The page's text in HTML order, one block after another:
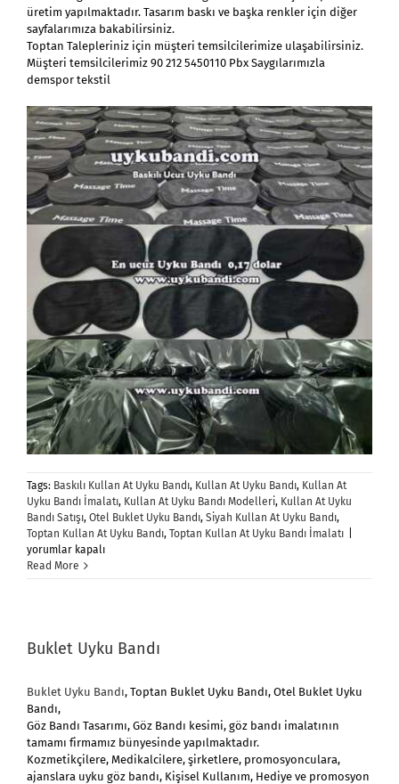
üretim yapılmaktadır. Tasarım baskı ve başka renkler için diğer
sayfalarımıza bakabilirsiniz.
Toptan Talepleriniz için müşteri temsilcilerimize ulaşabilirsiniz.
Müşteri temsilcilerimiz 90 212 5450110 Pbx Saygılarımızla
demspor tekstil
Tags: Baskılı Kullan At Uyku Bandı, Kullan At Uyku Bandı, Kullan At
Uyku Bandı İmalatı, Kullan At Uyku Bandı Modelleri, Kullan At Uyku
Bandı Satışı, Otel Buklet Uyku Bandı, Siyah Kullan At Uyku Bandı,
Toptan Kullan At Uyku Bandı, Toptan Kullan At Uyku Bandı İmalatı
yorumlar kapalı
Read More
Buklet Uyku Bandı
Buklet Uyku Bandı, Toptan Buklet Uyku Bandı, Otel Buklet Uyku
Bandı,
Göz Bandı Tasarımı, Göz Bandı kesimi, göz bandı imalatının
tamamı firmamız bünyesinde yapılmaktadır.
Kozmetikçilere, Medikalcilere, şirketlere, promosyonculara,
ajanslara uyku göz bandı, Kişisel Kullanım, Hediye ve promosyon